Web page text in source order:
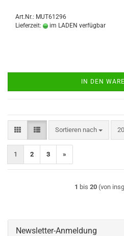
Art.Nr.: MUT61296
Lieferzeit:
im LADEN verfügbar
IN DEN
Sortieren nach
Sortieren nach
1 2 3 »
1 bis 20 (von
Newsletter-Anmeldung